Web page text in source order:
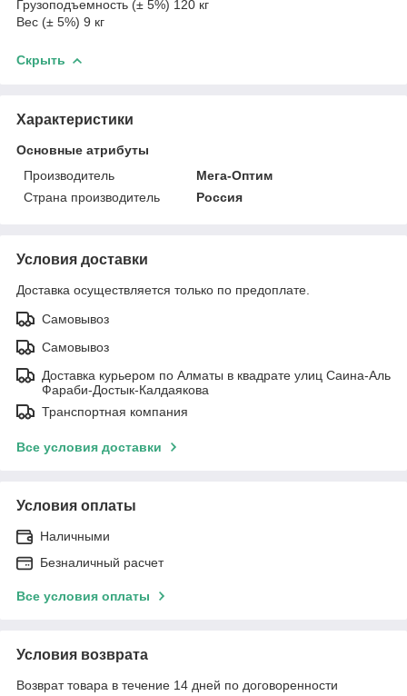
Грузоподъемность (± 5%) 120 кг
Вес (± 5%) 9 кг
Скрыть
Характеристики
Основные атрибуты
Производитель
Мега-Оптим
Страна производитель
Россия
Условия доставки
Доставка осуществляется только по предоплате.
Самовывоз
Самовывоз
Доставка курьером по Алматы в квадрате улиц Саина-Аль
Фараби-Достык-Калдаякова
Транспортная компания
Все условия доставки
Условия оплаты
Наличными
Безналичный расчет
Все условия оплаты
Условия возврата
Возврат товара в течение 14 дней по договоренности